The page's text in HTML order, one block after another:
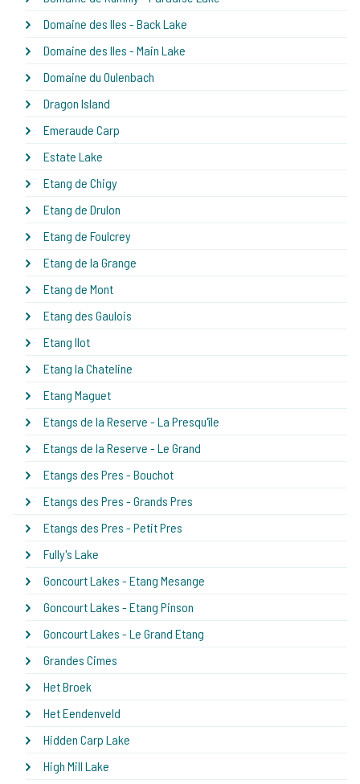
Domaine des Iles - Back Lake
Domaine des Iles - Main Lake
Domaine du Oulenbach
Dragon Island
Emeraude Carp
Estate Lake
Etang de Chigy
Etang de Drulon
Etang de Foulcrey
Etang de la Grange
Etang de Mont
Etang des Gaulois
Etang Ilot
Etang la Chateline
Etang Maguet
Etangs de la Reserve - La Presqu'île
Etangs de la Reserve - Le Grand
Etangs des Pres - Bouchot
Etangs des Pres - Grands Pres
Etangs des Pres - Petit Pres
Fully's Lake
Goncourt Lakes - Etang Mesange
Goncourt Lakes - Etang Pinson
Goncourt Lakes - Le Grand Etang
Grandes Cimes
Het Broek
Het Eendenveld
Hidden Carp Lake
High Mill Lake